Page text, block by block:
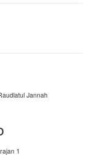
Jannah
1